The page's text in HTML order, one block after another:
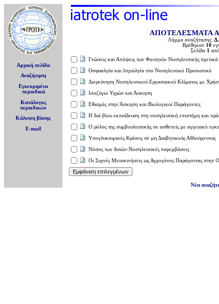
Αρχική σελίδα
Αναζήτηση
Εγκεκριμένα
περιοδικά
Κατάλογος
περιοδικών
Κάλυψη βάσης
E-mail
ΑΠΟΤΕΛΕΣΜΑΤΑ
Λήμμα αναζήτησης:
Βρέθηκαν 10
Σελίδα 1
Γνώσεις και Απόψεις των Φοιτητών Νοσηλευτικής
Οσφυαλγία και Ισχιαλγία στο Νοσηλευτικό Προσωπικό
Διερεύνηση Νοσηλευτικού Εργασιακού Κλίματος με
Ισοζύγιο Υγρών και Άσκηση
Eθισμός στην Άσκηση και Βιολογικοί Παράγοντες
Η διά βίου εκπαίδευση στη νοσηλευτική επιστήμη και
Ο ρόλος της συμβουλευτικής σε ασθενείς με αγγειακό
Υπογλυκαιμικές Κρίσεις σε μη Διαβητικούς Αθλούμενους
Νόσος των δυτών-Νοσηλευτικές παρεμβάσεις
Oι Συχνές Μετακινήσεις ως Αγχογόνος Παράγοντας
Νέα